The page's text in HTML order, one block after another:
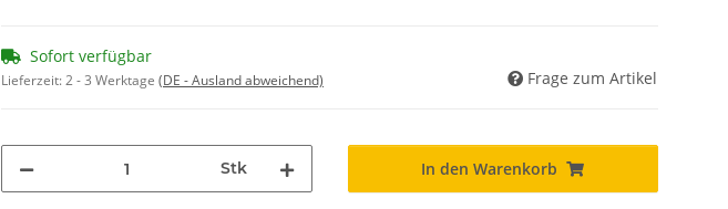
Sofort verfügbar
Lieferzeit:2 - 3 Werktage (DE - Ausland abweichend) Frage zum Artikel
Stk In den Warenkorb